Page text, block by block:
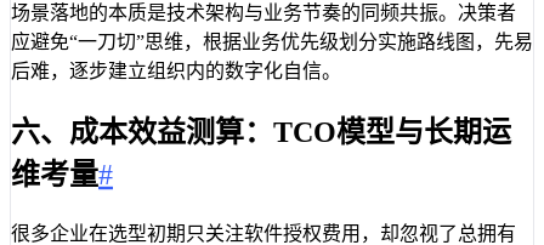
场景落地的本质是技术架构与业务节奏的同频共振。决策者
应避免“一刀切”思维，根据业务优先级划分实施路线图，先易
后难，逐步建立组织内的数字化自信。
六、成本效益测算：TCO模型与长期运
维考量#
很多企业在选型初期只关注软件授权费用，却忽视了总拥有